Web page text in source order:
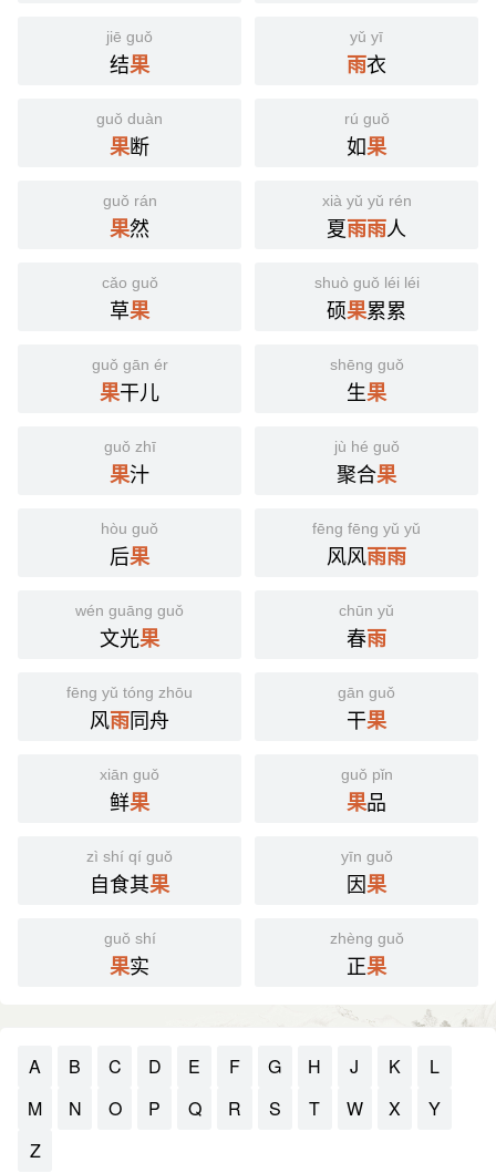
jiē guǒ
结果
yǔ yī
雨衣
guǒ duàn
果断
rú guǒ
如果
guǒ rán
果然
xià yǔ yǔ rén
夏雨雨人
cǎo guǒ
草果
shuò guǒ léi léi
硕果累累
guǒ gān ér
果干儿
shēng guǒ
生果
guǒ zhī
果汁
jù hé guǒ
聚合果
hòu guǒ
后果
fēng fēng yǔ yǔ
风风雨雨
wén guāng guǒ
文光果
chūn yǔ
春雨
fēng yǔ tóng zhōu
风雨同舟
gān guǒ
干果
xiān guǒ
鲜果
guǒ pǐn
果品
zì shí qí guǒ
自食其果
yīn guǒ
因果
guǒ shí
果实
zhèng guǒ
正果
A B C D E F G H J K
L
M
N O P Q R S T W X
Y
Z